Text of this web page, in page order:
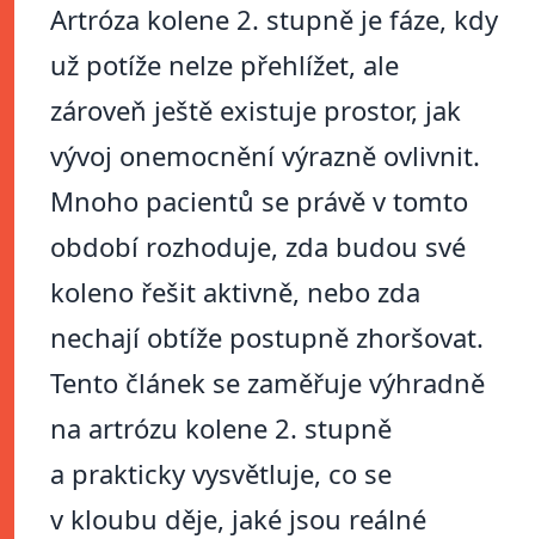
Artróza kolene 2. stupně je fáze, kdy
už potíže nelze přehlížet, ale
zároveň ještě existuje prostor, jak
vývoj onemocnění výrazně ovlivnit.
Mnoho pacientů se právě v tomto
období rozhoduje, zda budou své
koleno řešit aktivně, nebo zda
nechají obtíže postupně zhoršovat.
Tento článek se zaměřuje výhradně
na artrózu kolene 2. stupně
a prakticky vysvětluje, co se
v kloubu děje, jaké jsou reálné